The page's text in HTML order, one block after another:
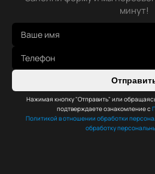
минут!
Нажимая кнопку "Отправить" или
подтверждаете ознакомление с
Политикой в отношении обработки
обработку